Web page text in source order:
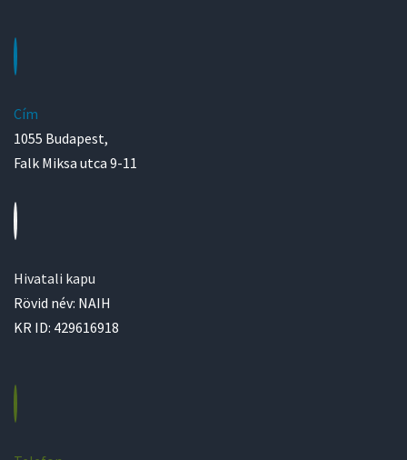
Cím
1055 Budapest,
Falk Miksa utca 9-11
Hivatali kapu
Rövid név: NAIH
KR ID: 429616918